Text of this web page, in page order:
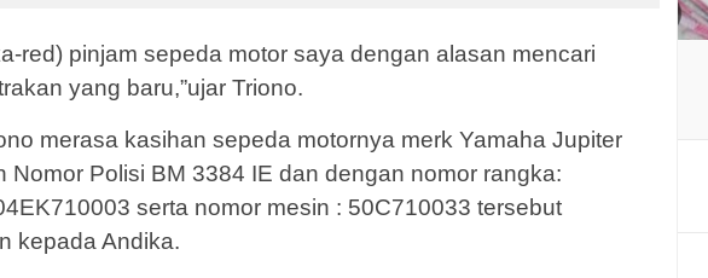
red) pinjam sepeda motor saya dengan alasan mencari
yang baru,”ujar Triono.
merasa kasihan sepeda motornya merk Yamaha Jupiter
Nomor Polisi BM 3384 IE dan dengan nomor rangka:
serta nomor mesin : 50C710033 tersebut
kepada Andika.